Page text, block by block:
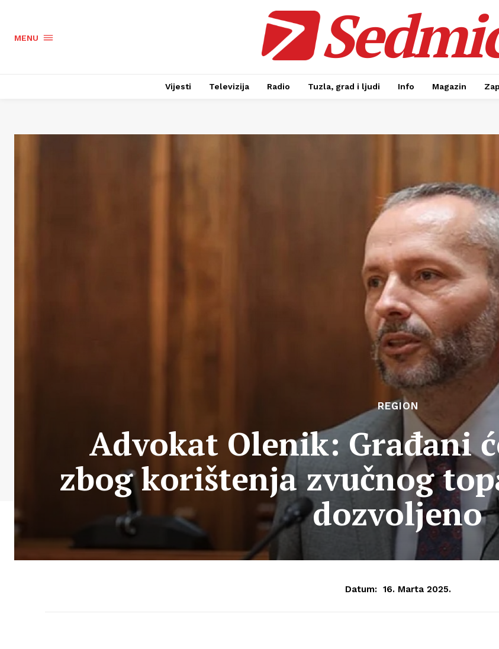
MENU
Vijesti Televizija Radio Tuzla, grad i ljudi Info Magazin
REGION
Advokat Olenik: Građani
zbog korištenja zvučnog
dozvoljeno
Datum: 16. Marta 2025.